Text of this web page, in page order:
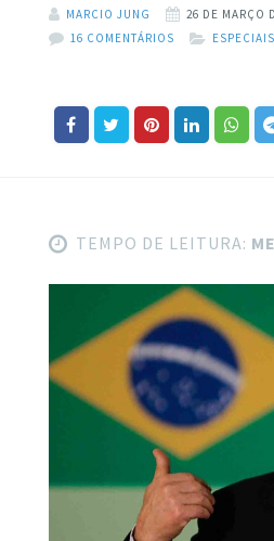
MARCIO JUNG
26 DE MARÇO
16 COMENTÁRIOS
ESPECIAIS
TEMPO DE LEITURA: